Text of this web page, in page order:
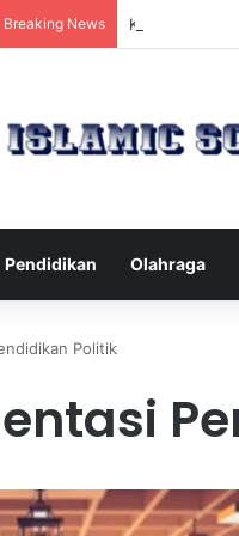
Breaking News Kawanan
Pendidikan Olahraga
Politik